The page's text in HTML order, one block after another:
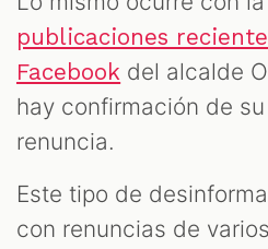
publicaciones
Facebook del alcalde
hay confirmación de
renuncia.
Este tipo de
con renuncias de